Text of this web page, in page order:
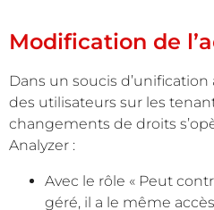
Modification de
Dans un soucis
des utilisateurs sur les
changements de droits
Analyzer :
Avec le rôle « Peut
géré, il a le même